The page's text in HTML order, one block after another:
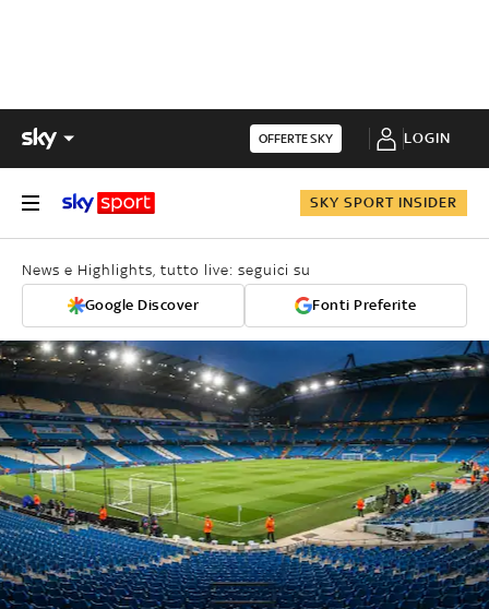
OFFERTE SKY LOGIN
SKY SPORT INSIDER
News e Highlights, tutto live: seguici su
Google Discover Fonti Preferite